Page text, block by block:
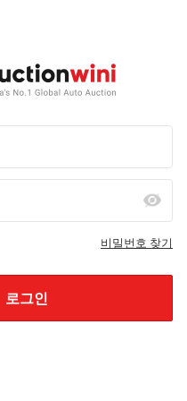
비밀번호 찾기
로그인